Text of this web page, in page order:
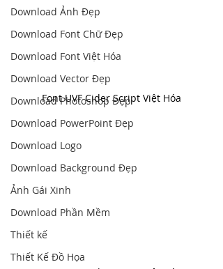
Download Ảnh Đẹp
Download Font Chữ Đẹp
Download Font Việt Hóa
Download Vector Đẹp
Download Photoshop Đẹp
Download PowerPoint Đẹp
Download Logo
Download Background Đẹp
Ảnh Gái Xinh
Download Phần Mềm
Thiết kế
Thiết Kế Đồ Họa
Font UVF Cider Script Việt Hóa